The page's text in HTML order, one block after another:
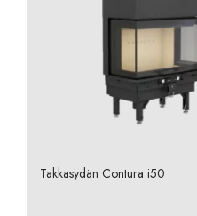
Takkasydän Contura i50